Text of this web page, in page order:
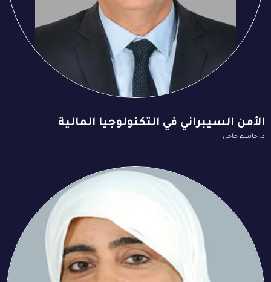
الأمن السيبراني في التكنولوجيا المالية
د. جاسم حاجي